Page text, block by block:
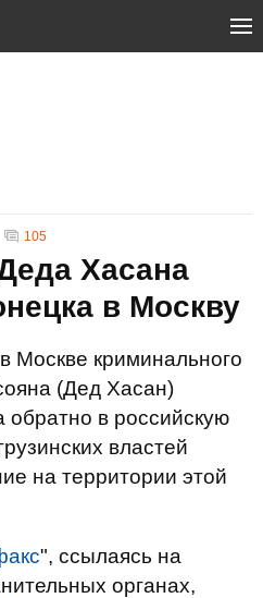
105
Хасана
в Москву
Москве криминального
(Дед Хасан)
обратно в российскую
властей
на территории этой
", ссылаясь на
органах,